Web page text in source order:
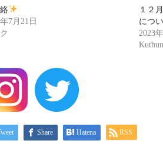
7月21日
１２
につ
2023
Share Hatena RSS